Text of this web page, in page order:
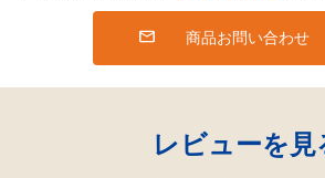
商品お問い合わせ
レビューを見